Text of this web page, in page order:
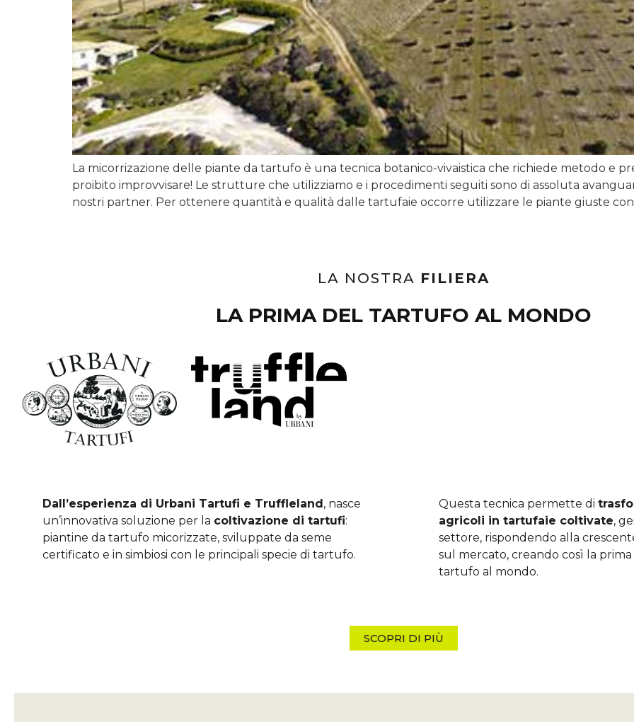
La micorrizazione delle piante da tartufo è una tecnica botanico-vivaistica che richiede metodo e
proibito improvvisare! Le strutture che utilizziamo e i procedimenti seguiti sono di assoluta
nostri partner. Per ottenere quantità e qualità dalle tartufaie occorre utilizzare le piante giuste con
LA NOSTRA FILIERA
LA PRIMA DEL TARTUFO AL MONDO
Dall’esperienza di Urbani Tartufi e Truffleland, nasce
un’innovativa soluzione per la coltivazione di tartufi:
piantine da tartufo micorizzate, sviluppate da seme
certificato e in simbiosi con le principali specie di tartufo.
Questa tecnica permette di
agricoli in tartufaie coltivate,
settore, rispondendo alla
sul mercato, creando così la
tartufo al mondo.
SCOPRI DI PIÙ